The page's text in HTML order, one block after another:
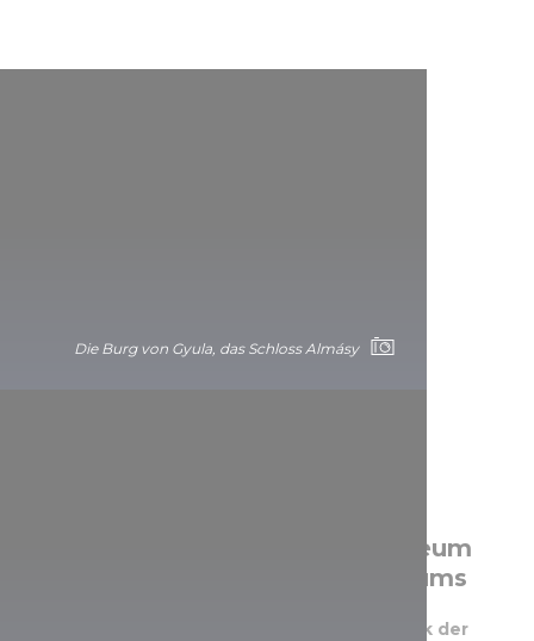
Die Burg von Gyula, das Schloss Almásy
Burg Sárospatak - Rákóczi-Museum
des Ungarischen Nationalmuseums
Die Burg Rákóczi ist das wertvollste Bauwerk der